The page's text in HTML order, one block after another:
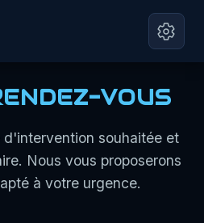
VOUS
souhaitée et
Nous vous proposerons
à votre urgence.